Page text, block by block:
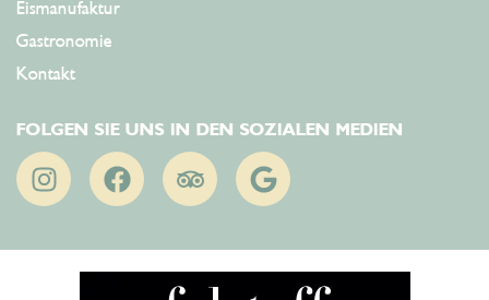
Eismanufaktur
Gastronomie
Kontakt
FOLGEN SIE UNS IN DEN SOZIALEN MEDIEN